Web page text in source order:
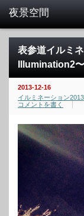
表参道イルミ
Illumination2〜
2013-12-16
イルミネーション2013
コメントを書く